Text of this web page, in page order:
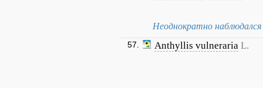
Неоднократно наблюдался
57. Anthyllis vulneraria L.